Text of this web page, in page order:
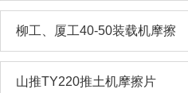
柳工、厦工40-50装载机摩擦
山推TY220推土机摩擦片